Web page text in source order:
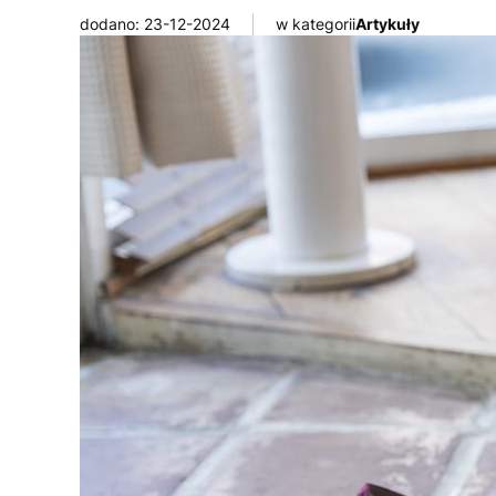
dodano: 23-12-2024 w kategoriiArtykuły